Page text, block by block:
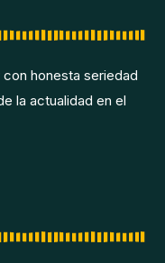
honesta seriedad
la actualidad en el